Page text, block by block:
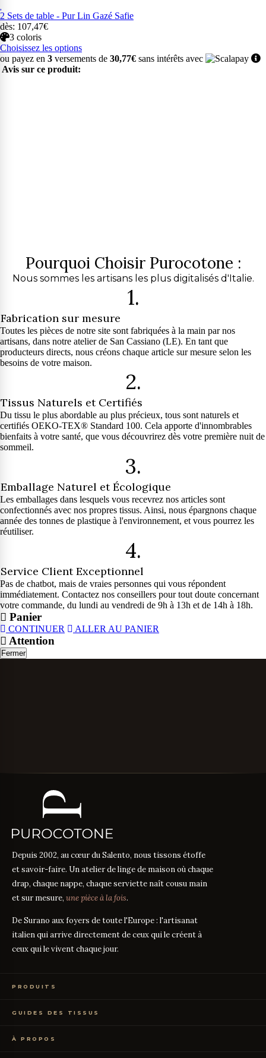
2 Sets de table - Pur Lin Gazé Safie
dès: 107,47€
3 coloris
Choisissez les options
ou payez en 3 versements de 30,77€ sans intérêts avec
Avis sur ce produit:
Pourquoi Choisir Purocotone :
Nous sommes les artisans les plus digitalisés d'Italie.
1.
Fabrication sur mesure
Toutes les pièces de notre site sont fabriquées à la main par nos
artisans, dans notre atelier de San Cassiano (LE). En tant que
producteurs directs, nous créons chaque article sur mesure selon les
besoins de votre maison.
2.
Tissus Naturels et Certifiés
Du tissu le plus abordable au plus précieux, tous sont naturels et
certifiés OEKO-TEX® Standard 100. Cela apporte d'innombrables
bienfaits à votre santé, que vous découvrirez dès votre première nuit de
sommeil.
3.
Emballage Naturel et Écologique
Les emballages dans lesquels vous recevrez nos articles sont
confectionnés avec nos propres tissus. Ainsi, nous épargnons chaque
année des tonnes de plastique à l'environnement, et vous pourrez les
réutiliser.
4.
Service Client Exceptionnel
Pas de chatbot, mais de vraies personnes qui vous répondent
immédiatement. Contactez nos conseillers pour tout doute concernant
votre commande, du lundi au vendredi de 9h à 13h et de 14h à 18h.
Panier
CONTINUER ALLER AU PANIER
Attention
Fermer
Depuis 2002, au cœur du Salento, nous tissons étoffe
et savoir-faire. Un atelier de linge de maison où chaque
drap, chaque nappe, chaque serviette naît cousu main
et sur mesure, une pièce à la fois.
De Surano aux foyers de toute l'Europe : l'artisanat
italien qui arrive directement de ceux qui le créent à
ceux qui le vivent chaque jour.
PRODUITS
Linge de Table
Vêtements de Maison
GUIDES DES TISSUS
Percale ou Satin ?
À PROPOS